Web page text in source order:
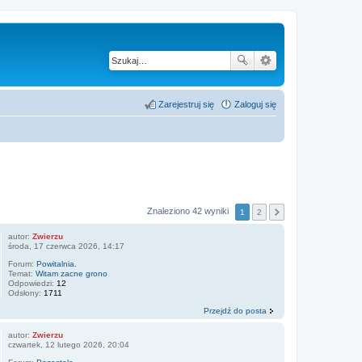
Zaloguj się
Zarejestruj się
Znaleziono 42 wyniki 1 2
autor:Zwierzu
środa, 17 czerwca 2026, 14:17
Forum:Powitalnia.
Temat:Witam zacne grono
Odpowiedzi: 12
Odsłony: 1711
Przejdź do posta
autor:Zwierzu
czwartek, 12 lutego 2026, 20:04